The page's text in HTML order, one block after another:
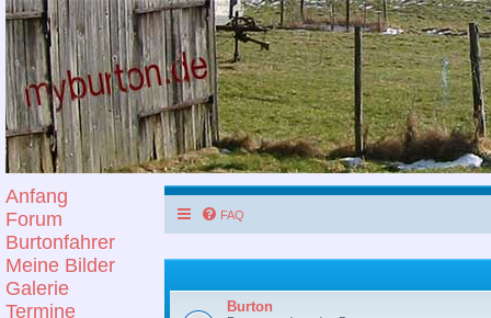
Anfang
Forum
Burtonfahrer
Meine Bilder
Galerie
Termine
FAQ
Burton